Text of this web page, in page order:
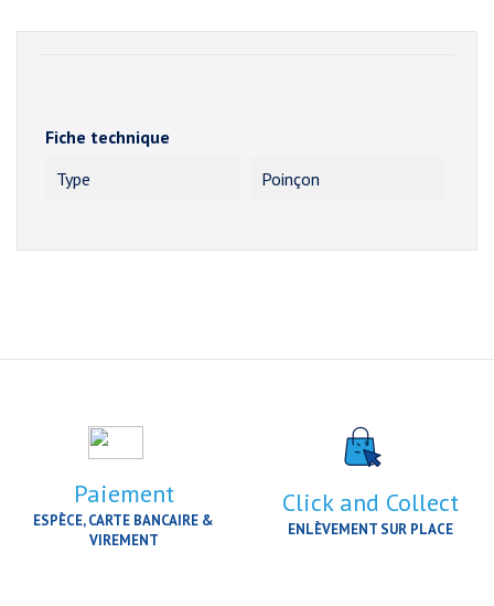
Fiche technique
Type
Poinçon
Paiement
ESPÈCE, CARTE BANCAIRE &
VIREMENT
Click and Collect
ENLÈVEMENT SUR PLACE